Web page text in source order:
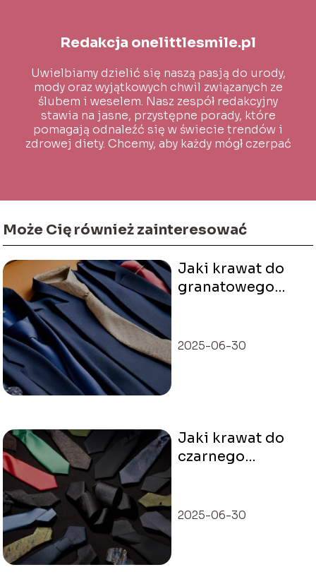
Redakcja onelittlesmile.pl
Uwielbiamy dzielić się naszą pasją do urody,
mody oraz wyjątkowych chwil związanych ze
ślubem i weselem. Nasz zespół redakcyjny
stawia na jasne, przystępne porady, które
pomagają odnaleźć się w świecie trendów i
zdrowej diety. Chcemy, aby każdy mógł czerpać
Może Cię również zainteresować
Jaki krawat do
granatowego
2025-06-30
Jaki krawat do
czarnego
2025-06-30